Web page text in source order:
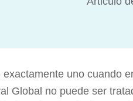
exactamente uno cuando
Global no puede ser